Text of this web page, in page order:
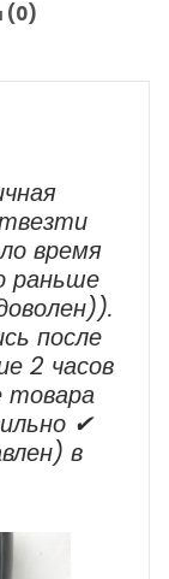
(0)
время
раньше
после
2 часов
товара
✔
в